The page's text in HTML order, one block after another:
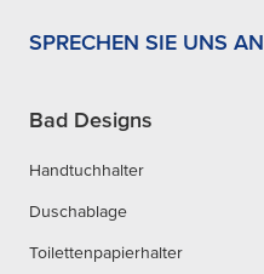
SPRECHEN SIE UNS AN
Bad Designs
Handtuchhalter
Duschablage
Toilettenpapierhalter